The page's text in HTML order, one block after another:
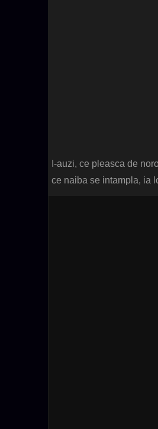
I-auzi, ce pleasca de
ce naiba se intampla, ia